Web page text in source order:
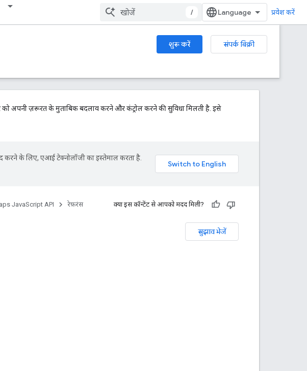
/ प्रवेश करें
शुरू करें
संपर्क बिक्री
को अपनी ज़रूरत के मुताबिक बदलाव करने और कंट्रोल करने की सुविधा मिलती है. इसे
करने के लिए, एआई टेक्नोलॉजी का इस्तेमाल करता है.
JavaScript API रेफ़रंस क्या इस कॉन्टेंट से आपको मदद मिली?
सुझाव भेजें